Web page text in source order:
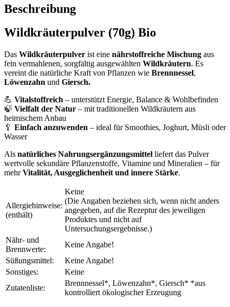
Beschreibung
Wildkräuterpulver (70g) Bio
Das Wildkräuterpulver ist eine nährstoffreiche Mischung aus
fein vermahlenen, sorgfältig ausgewählten Wildkräutern. Es
vereint die natürliche Kraft von Pflanzen wie Brennnessel,
Löwenzahn und Giersch.
💪 Vitalstoffreich – unterstützt Energie, Balance & Wohlbefinden
🍃 Vielfalt der Natur – mit traditionellen Wildkräutern aus
heimischem Anbau
🥄 Einfach anzuwenden – ideal für Smoothies, Joghurt, Müsli oder
Wasser
Als natürliches Nahrungsergänzungsmittel liefert das Pulver
wertvolle sekundäre Pflanzenstoffe, Vitamine und Mineralien – für
mehrVitalität, Ausgeglichenheit und innere Stärke.
Allergiehinweise:
(enthält)
Keine
(Die Angaben beziehen sich, wenn nicht anders
angegeben, auf die Rezeptur des jeweiligen
Produktes und nicht auf
Untersuchungsergebnisse.)
Nähr- und
Brennwerte:
Keine Angabe!
Süßungsmittel:
Keine Angabe!
Sonstiges:
Keine
Zutatenliste:
Brennnessel*, Löwenzahn*, Giersch* *aus
kontrolliert ökologischer Erzeugung